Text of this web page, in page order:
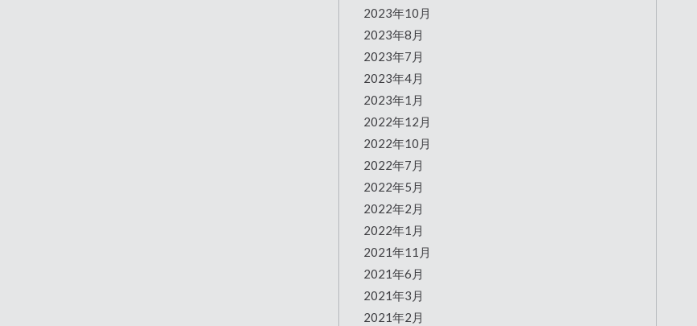
2023年10月
2023年8月
2023年7月
2023年4月
2023年1月
2022年12月
2022年10月
2022年7月
2022年5月
2022年2月
2022年1月
2021年11月
2021年6月
2021年3月
2021年2月